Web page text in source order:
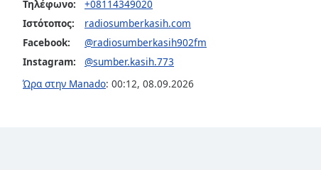
Subtitles
subtitles
settings,
opens
subtitles
Τηλέφωνο:
+08114349020
Ιστότοπος:
radiosumberkasih.com
Facebook:
@radiosumberkasih902fm
Instagram:
@sumber.kasih.773
Ώρα στην Manado: 00:12, 08.09.2026